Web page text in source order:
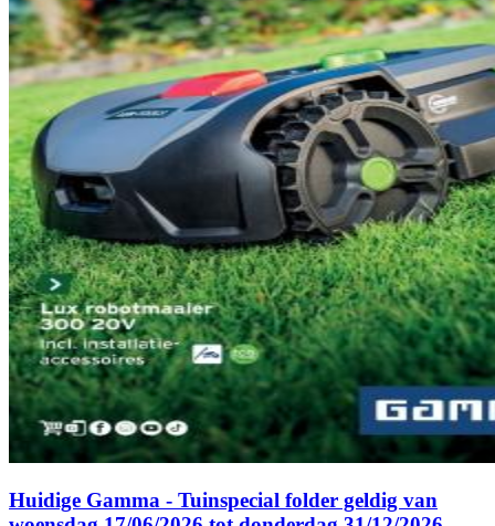
Huidige Gamma - Tuinspecial folder geldig van